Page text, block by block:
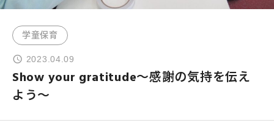
お問い合わせ
団体向け出張英会話
学童保育
2023.04.09
Show your gratitude～感謝の気持を伝え
よう～